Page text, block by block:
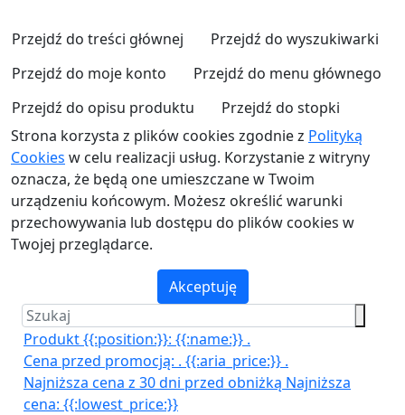
Przejdź do treści głównej
Przejdź do wyszukiwarki
Przejdź do moje konto
Przejdź do menu głównego
Przejdź do opisu produktu
Przejdź do stopki
Strona korzysta z plików cookies zgodnie z Polityką
Cookies w celu realizacji usług. Korzystanie z witryny
oznacza, że będą one umieszczane w Twoim
urządzeniu końcowym. Możesz określić warunki
przechowywania lub dostępu do plików cookies w
Twojej przeglądarce.
Akceptuję
Produkt {{:position:}}: {{:name:}} .
Cena przed promocją: . {{:aria_price:}} .
Najniższa cena z 30 dni przed obniżką Najniższa
cena: {{:lowest_price:}}